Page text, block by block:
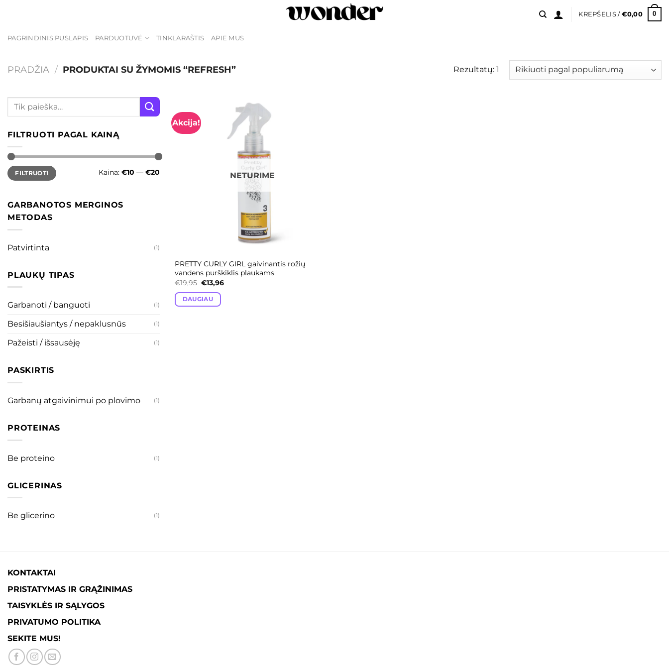
KREPŠELIS / €0,00 0
PAGRINDINIS PUSLAPIS PARDUOTUVĖ TINKLARAŠTIS APIE MUS
PRADŽIA / PRODUKTAI SU ŽYMOMIS “REFRESH” Rezultatų: 1
FILTRUOTI PAGAL KAINĄ
Min
kaina
Maks
kaina
FILTRUOTI Kaina: €10 — €20
GARBANOTOS MERGINOS
METODAS
Patvirtinta (1)
PLAUKŲ TIPAS
Garbanoti / banguoti (1)
Besišiaušiantys / nepaklusnūs (1)
Pažeisti / išsausėję (1)
PASKIRTIS
Garbanų atgaivinimui po plovimo (1)
PROTEINAS
Be proteino (1)
GLICERINAS
Be glicerino (1)
Akcija!
NETURIME
PRETTY CURLY GIRL gaivinantis rožių
vandens purškiklis plaukams
€19,95 Original
price
was:
€19,95.
€13,96Current
DAUGIAU
KONTAKTAI
PRISTATYMAS IR GRĄŽINIMAS
TAISYKLĖS IR SĄLYGOS
PRIVATUMO POLITIKA
SEKITE MUS!